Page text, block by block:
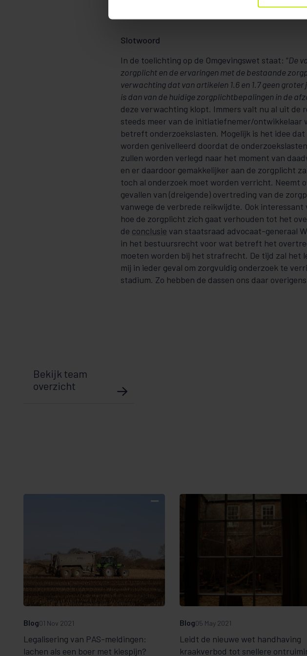
Slotwoord
In de toelichting op de Omgevingswet staat: “De
zorgplicht en de ervaringen met de bestaande
verwachting dat van artikelen 1.6 en 1.7 geen
is dan van de huidige zorgplichtbepalingen in de
deze verwachting klopt. Immers valt nu al uit de
steeds meer van de initiatiefnemer/
betreft onderzoekslasten. Mogelijk is het idee
worden genivelleerd doordat de
zullen worden verlegd naar het moment van
en er daardoor gemakkelijker aan de zorgplicht
toch al onderzoek moet worden verricht. Neemt
gevallen van (dreigende) overtreding van de
vanwege de verbrede reikwijdte. Ook
hoe de zorgplicht zich gaat verhouden tot het
de conclusie van staatsraad advocaat-generaal
in het bestuursrecht voor wat betreft het
moeten worden bij het strafrecht. De tijd zal het
mij in ieder geval om zorgvuldig onderzoek te
stadium. Zo hebben de dassen ons daar
Bekijk team
overzicht
Legalisering van PAS-meldingen:
lachen als een boer met kiespijn?
Blog01 Nov 2021
Leidt de nieuwe wet handhaving
kraakverbod tot snellere
Blog05 May 2021